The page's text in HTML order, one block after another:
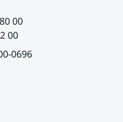
00
00
0696